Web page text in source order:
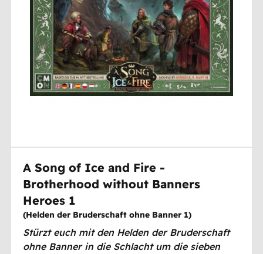
A Song of Ice and Fire -
Brotherhood without Banners
Heroes 1
(Helden der Bruderschaft ohne Banner 1)
Stürzt euch mit den Helden der Bruderschaft
ohne Banner in die Schlacht um die sieben